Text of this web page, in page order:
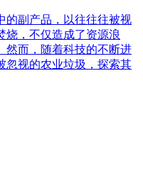
的副产品，以往往往被视
烧，不仅造成了资源浪
然而，随着科技的不断进
忽视的农业垃圾，探索其